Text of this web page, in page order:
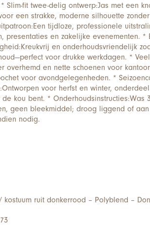
Slim-fit twee-delig ontwerp:Jas met een
een strakke, moderne silhouette
tijdloze, professionele
presentaties en zakelijke evenementen. *
en onderhoudsvriendelijk
voor drukke werkdagen. *
overhemd en nette schoenen voor
voor avondgelegenheden. *
voor herfst en winter,
kou bent. * Onderhoudsinstructies:Was
geen bleekmiddel; droog liggend of
nodig.
kostuum ruit donkerrood – Polyblend –